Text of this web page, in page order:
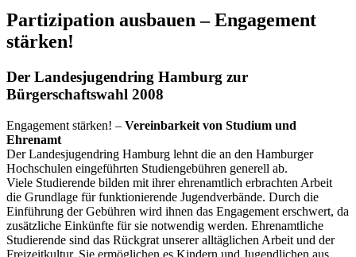
Partizipation ausbauen – Engagement
stärken!
Der Landesjugendring Hamburg zur
Bürgerschaftswahl 2008
Engagement stärken! – Vereinbarkeit von Studium und
Ehrenamt
Der Landesjugendring Hamburg lehnt die an den Hamburger
Hochschulen eingeführten Studiengebühren generell ab.
Viele Studierende bilden mit ihrer ehrenamtlich erbrachten Arbeit
die Grundlage für funktionierende Jugendverbände. Durch die
Einführung der Gebühren wird ihnen das Engagement erschwert, da
zusätzliche Einkünfte für sie notwendig werden. Ehrenamtliche
Studierende sind das Rückgrat unserer alltäglichen Arbeit und der
Freizeitkultur. Sie ermöglichen es Kindern und Jugendlichen aus